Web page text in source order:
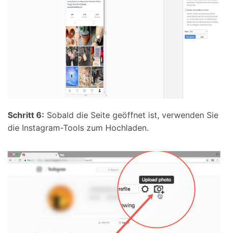
Schritt 6: Sobald die Seite geöffnet ist, verwenden Sie
die Instagram-Tools zum Hochladen.